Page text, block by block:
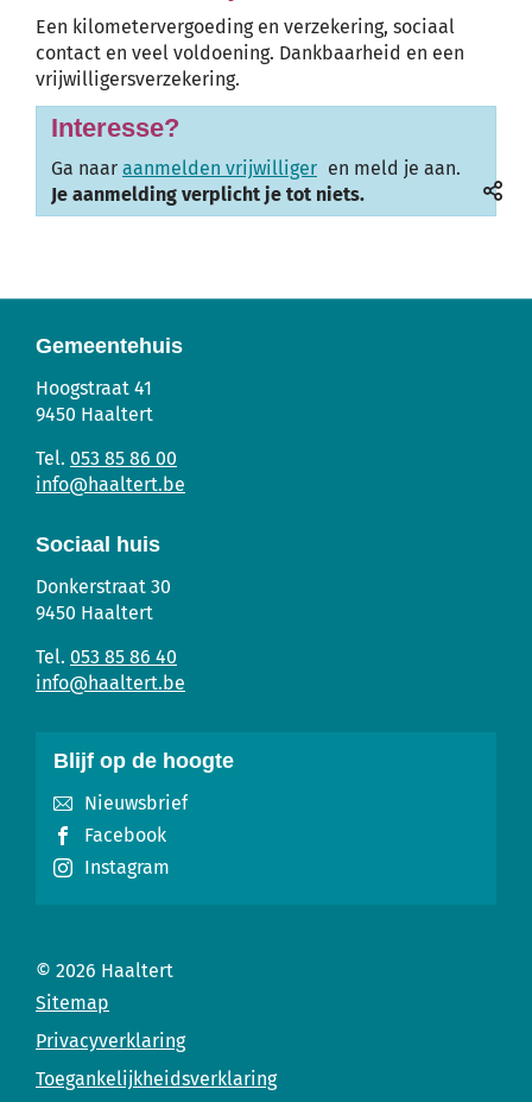
Een kilometervergoeding en verzekering, sociaal
contact en veel voldoening. Dankbaarheid en een
vrijwilligersverzekering.
Interesse?
Ga naar aanmelden vrijwilliger en meld je aan.
Je aanmelding verplicht je tot niets.
Gemeentehuis
Gemeentehuis
Adres
Hoogstraat 41
9450 Haaltert
Tel.
053 85 86 00
E-
mail
info@haaltert.be
Sociaal huis
Sociaal
Huis
Adres
Donkerstraat 30
9450 Haaltert
Tel.
053 85 86 40
E-
mail
info@haaltert.be
Blijf op de hoogte
Nieuwsbrief
Facebook
Instagram
© 2026 Haaltert
Sitemap
Privacyverklaring
Toegankelijkheidsverklaring